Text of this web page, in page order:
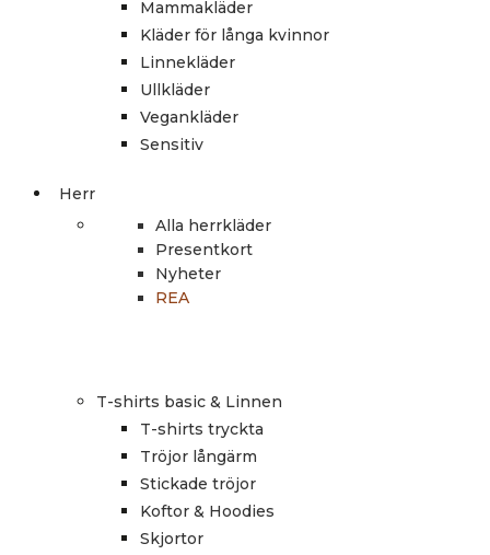
Mammakläder
Kläder för långa kvinnor
Linnekläder
Ullkläder
Vegankläder
Sensitiv
Herr
Alla herrkläder
Presentkort
Nyheter
REA
T-shirts basic & Linnen
T-shirts tryckta
Tröjor långärm
Stickade tröjor
Koftor & Hoodies
Skjortor